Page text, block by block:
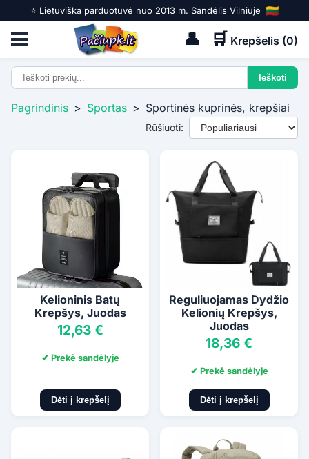
⭐️ Lietuviška parduotuvė nuo 2013 m. Sandėlis Vilniuje
👤 🛒 Krepšelis (0)
Pagrindinis > Sportas > Sportinės kuprinės, krepšiai
Rūšiuoti:
Kelioninis Batų
Krepšys, Juodas
12,63 €
✔ Prekė sandėlyje
Dėti į krepšelį
Reguliuojamas Dydžio
Kelionių Krepšys,
Juodas
18,36 €
✔ Prekė sandėlyje
Dėti į krepšelį